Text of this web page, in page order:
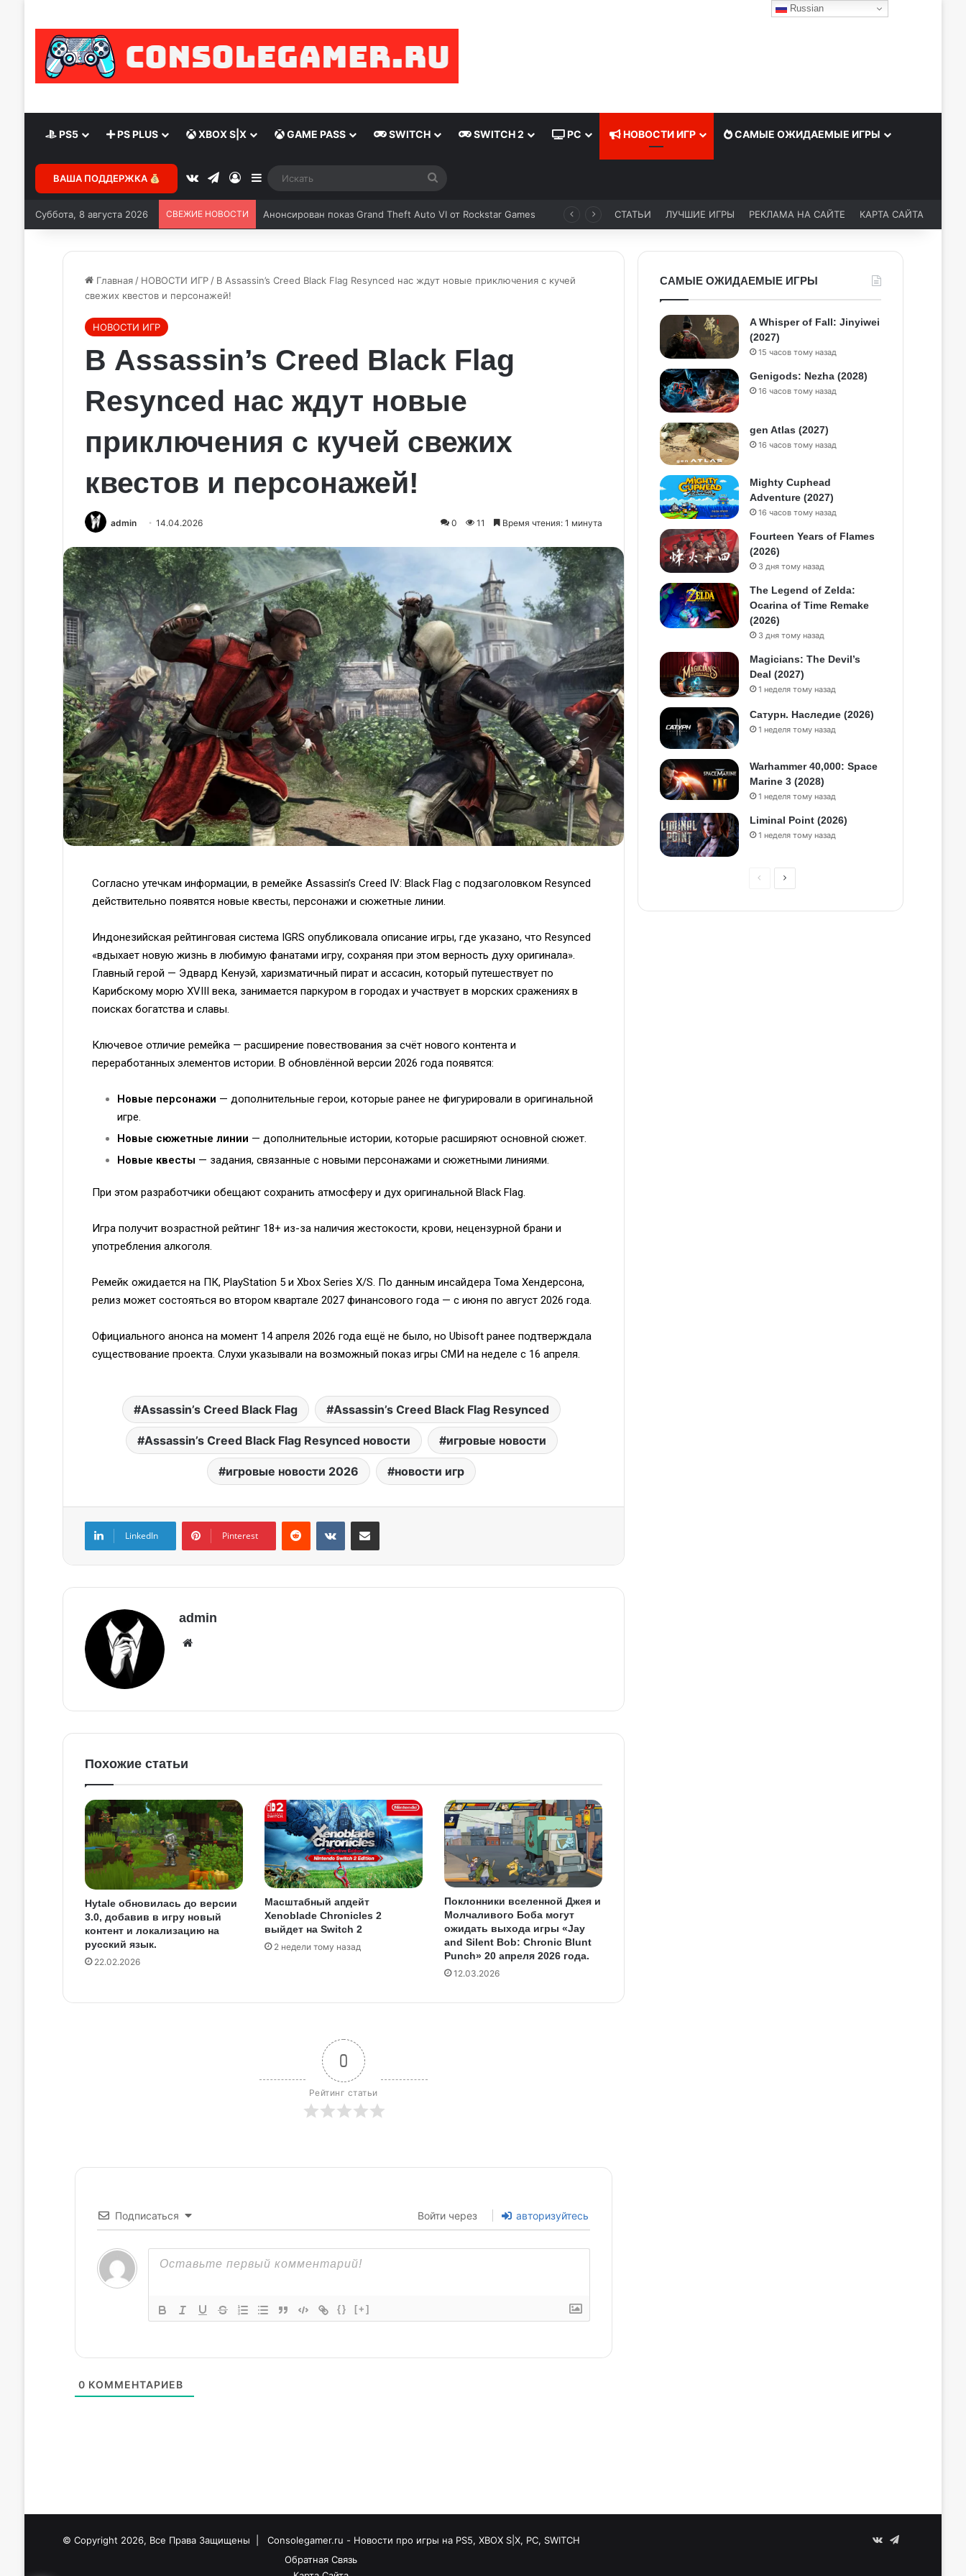
PS5 PS PLUS XBOX S|X GAME PASS SWITCH SWITCH 2 PC НОВОСТИ ИГР САМЫЕ ОЖИДАЕМЫЕ ИГРЫ
ВАША ПОДДЕРЖКА
Суббота, 8 августа 2026 СВЕЖИЕ НОВОСТИ Анонсирован показ Grand Theft Auto VI от Rockstar Games СТАТЬИ ЛУЧШИЕ ИГРЫ РЕКЛАМА НА САЙТЕ КАРТА САЙТА
Главная / НОВОСТИ ИГР / В Assassin’s Creed Black Flag Resynced нас ждут новые приключения с кучей
свежих квестов и персонажей!
НОВОСТИ ИГР
В Assassin’s Creed Black Flag
Resynced нас ждут новые
приключения с кучей свежих
квестов и персонажей!
admin 14.04.2026 0 11 Время чтения: 1 минута
Согласно утечкам информации, в ремейке Assassin’s Creed IV: Black Flag с подзаголовком Resynced
действительно появятся новые квесты, персонажи и сюжетные линии.
Индонезийская рейтинговая система IGRS опубликовала описание игры, где указано, что Resynced
«вдыхает новую жизнь в любимую фанатами игру, сохраняя при этом верность духу оригинала».
Главный герой — Эдвард Кенуэй, харизматичный пират и ассасин, который путешествует по
Карибскому морю XVIII века, занимается паркуром в городах и участвует в морских сражениях в
поисках богатства и славы.
Ключевое отличие ремейка — расширение повествования за счёт нового контента и
переработанных элементов истории. В обновлённой версии 2026 года появятся:
Новые персонажи — дополнительные герои, которые ранее не фигурировали в оригинальной
игре.
Новые сюжетные линии — дополнительные истории, которые расширяют основной сюжет.
Новые квесты — задания, связанные с новыми персонажами и сюжетными линиями.
При этом разработчики обещают сохранить атмосферу и дух оригинальной Black Flag.
Игра получит возрастной рейтинг 18+ из-за наличия жестокости, крови, нецензурной брани и
употребления алкоголя.
Ремейк ожидается на ПК, PlayStation 5 и Xbox Series X/S. По данным инсайдера Тома Хендерсона,
релиз может состояться во втором квартале 2027 финансового года — с июня по август 2026 года.
Официального анонса на момент 14 апреля 2026 года ещё не было, но Ubisoft ранее подтверждала
существование проекта. Слухи указывали на возможный показ игры СМИ на неделе с 16 апреля.
Assassin’s Creed Black Flag Assassin’s Creed Black Flag Resynced
Assassin’s Creed Black Flag Resynced новости игровые новости
игровые новости 2026 новости игр
LinkedIn Pinterest
admin
Похожие статьи
Hytale обновилась до версии
3.0, добавив в игру новый
контент и локализацию на
русский язык.
22.02.2026
Масштабный апдейт
Xenoblade Chronicles 2
выйдет на Switch 2
2 недели тому назад
Поклонники вселенной Джея и
Молчаливого Боба могут
ожидать выхода игры «Jay
and Silent Bob: Chronic Blunt
Punch» 20 апреля 2026 года.
12.03.2026
0
Рейтинг статьи
Подписаться Войти через авторизуйтесь
{} [+]
0 КОММЕНТАРИЕВ
САМЫЕ ОЖИДАЕМЫЕ ИГРЫ
A Whisper of Fall: Jinyiwei
(2027)
15 часов тому назад
Genigods: Nezha (2028)
16 часов тому назад
gen Atlas (2027)
16 часов тому назад
Mighty Cuphead
Adventure (2027)
16 часов тому назад
Fourteen Years of Flames
(2026)
3 дня тому назад
The Legend of Zelda:
Ocarina of Time Remake
(2026)
3 дня тому назад
Magicians: The Devil’s
Deal (2027)
1 неделя тому назад
Сатурн. Наследие (2026)
1 неделя тому назад
Warhammer 40,000: Space
Marine 3 (2028)
1 неделя тому назад
Liminal Point (2026)
1 неделя тому назад
© Copyright 2026, Все Права Защищены |
Consolegamer.ru - Новости про игры на PS5, XBOX S|X, PC, SWITCH
Обратная Связь
Russian